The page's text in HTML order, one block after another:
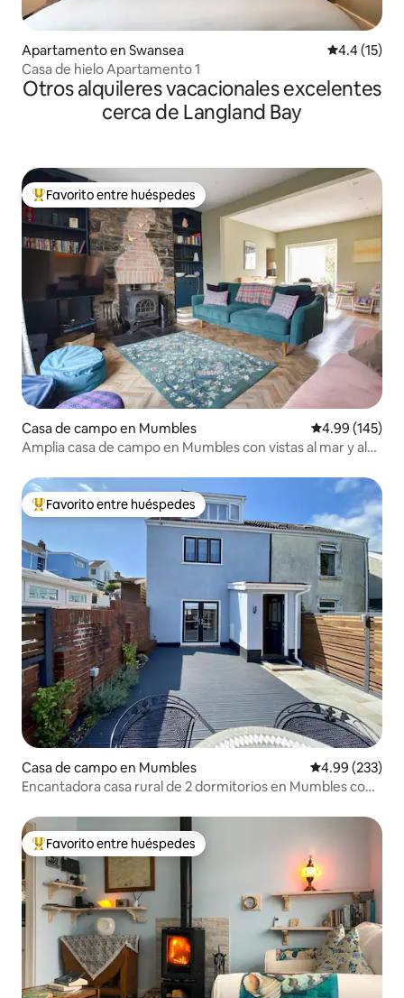
Apartamento en Swansea Calificación
4.4 (15)
Casa de hielo Apartamento 1
Otros alquileres vacacionales excelentes
cerca de Langland Bay
Favorito entre huéspedes preferido
Favorito entre huéspedes
Casa de campo en Mumbles Calificación
4.99 (145)
Amplia casa de campo en Mumbles con vistas al mar y al
Favorito entre huéspedes preferido
Favorito entre huéspedes
Casa de campo en Mumbles Calificación
4.99 (233)
Encantadora casa rural de 2 dormitorios en Mumbles con
Favorito entre huéspedes preferido
Favorito entre huéspedes